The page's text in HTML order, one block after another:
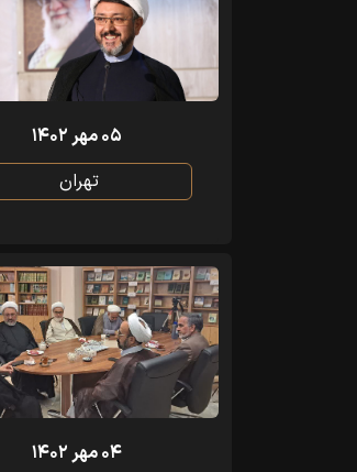
۰۵ مهر ۱۴۰۲
تهران
۰۴ مهر ۱۴۰۲